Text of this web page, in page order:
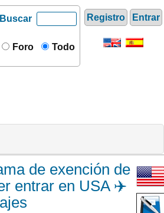
Registro Entrar
Buscar
Foro Todo
de exención de
entrar en USA ✈️